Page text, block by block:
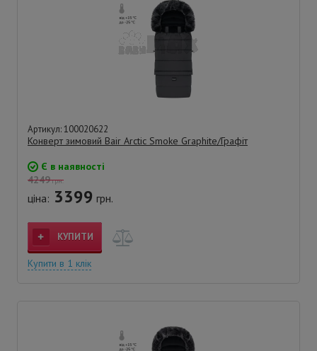
Артикул: 100020622
Конверт зимовий Bair Arctic Smoke Graphite/Графіт
Є в наявності
4249грн.
ціна: 3399 грн.
КУПИТИ
Купити в 1 клік